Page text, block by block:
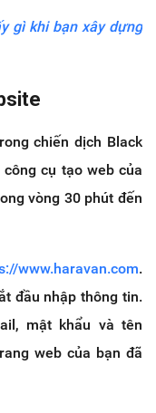
gì khi bạn xây dựng
chiến dịch Black
cụ tạo web của
vòng 30 phút đến
www.haravan.com.
đầu nhập thông tin.
mật khẩu và tên
web của bạn đã